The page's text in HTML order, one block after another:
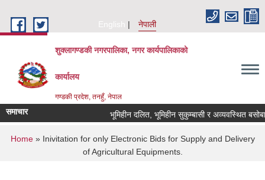
English
नेपाली
शुक्लागण्डकी नगरपालिका, नगर कार्यपालिकाको
कार्यालय
गण्डकी प्रदेश, तनहुँ, नेपाल
समाचार भूमिहीन दलित, भूमिहीन सुकुम्बासी र अव्यवस्थित
You are here
Home» Inivitation for only Electronic Bids for Supply and Delivery
of Agricultural Equipments.